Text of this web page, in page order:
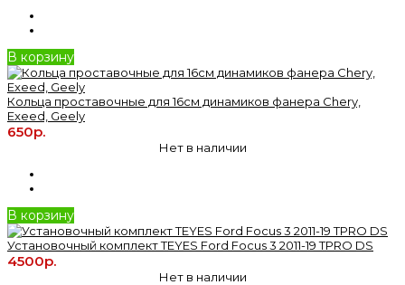
В корзину
Кольца проставочные для 16см динамиков фанера Chery,
Exeed, Geely
650р.
Нет в наличии
В корзину
Установочный комплект TEYES Ford Focus 3 2011-19 TPRO DS
4500р.
Нет в наличии